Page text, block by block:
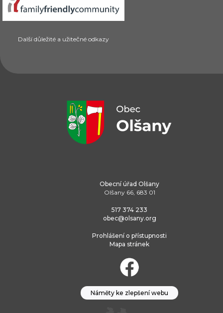
Další důležité a užitečné odkazy
Obecní úřad Olšany
Olšany 66, 683 01
517 374 233
obec@olsany.org
Prohlášení o přístupnosti
Mapa stránek
Náměty ke zlepšení webu